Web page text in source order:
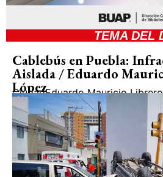
TEMA DEL
Cablebús en Puebla:
Aislada / Eduardo
López
CiudadEduardo Mauricio